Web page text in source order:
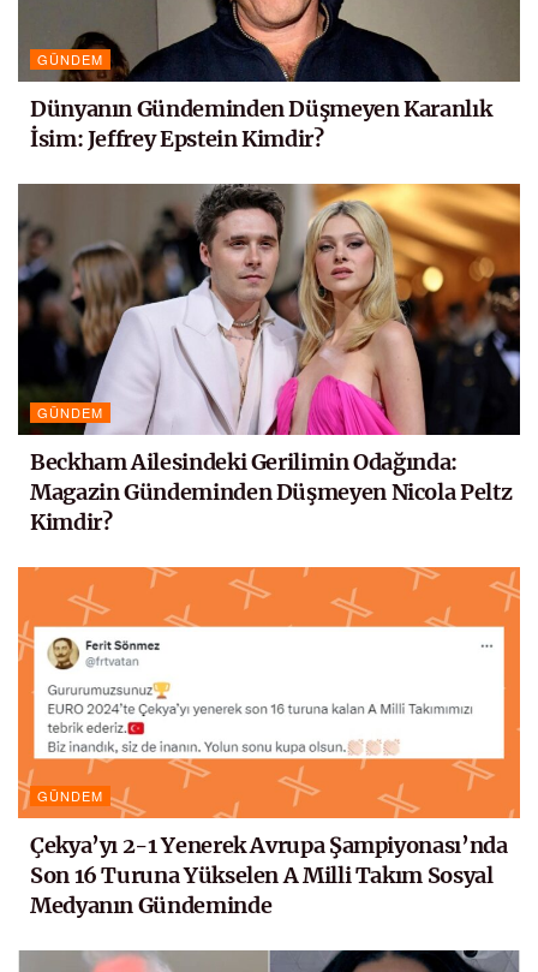
GÜNDEM
Dünyanın Gündeminden Düşmeyen Karanlık
İsim: Jeffrey Epstein Kimdir?
GÜNDEM
Beckham Ailesindeki Gerilimin Odağında:
Magazin Gündeminden Düşmeyen Nicola Peltz
Kimdir?
GÜNDEM
Çekya’yı 2-1 Yenerek Avrupa Şampiyonası’nda
Son 16 Turuna Yükselen A Milli Takım Sosyal
Medyanın Gündeminde